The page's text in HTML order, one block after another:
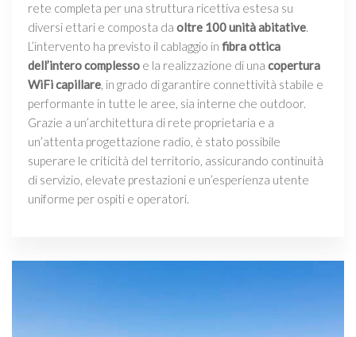
rete completa per una struttura ricettiva estesa su
diversi ettari e composta da oltre 100 unità abitative.
L’intervento ha previsto il cablaggio in fibra ottica
dell’intero complesso e la realizzazione di una copertura
WiFi capillare, in grado di garantire connettività stabile e
performante in tutte le aree, sia interne che outdoor.
Grazie a un’architettura di rete proprietaria e a
un’attenta progettazione radio, è stato possibile
superare le criticità del territorio, assicurando continuità
di servizio, elevate prestazioni e un’esperienza utente
uniforme per ospiti e operatori.